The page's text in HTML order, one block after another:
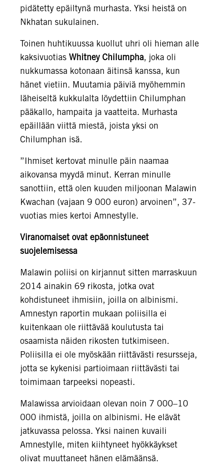
pidätetty epäiltynä murhasta. Yksi heistä on
Nkhatan sukulainen.
Toinen huhtikuussa kuollut uhri oli hieman alle
kaksivuotias Whitney Chilumpha, joka oli
nukkumassa kotonaan äitinsä kanssa, kun
hänet vietiin. Muutamia päiviä myöhemmin
läheiseltä kukkulalta löydettiin Chilumphan
pääkallo, hampaita ja vaatteita. Murhasta
epäillään viittä miestä, joista yksi on
Chilumphan isä.
”Ihmiset kertovat minulle päin naamaa
aikovansa myydä minut. Kerran minulle
sanottiin, että olen kuuden miljoonan Malawin
Kwachan (vajaan 9 000 euron) arvoinen”, 37-
vuotias mies kertoi Amnestylle.
Viranomaiset ovat epäonnistuneet
suojelemisessa
Malawin poliisi on kirjannut sitten marraskuun
2014 ainakin 69 rikosta, jotka ovat
kohdistuneet ihmisiin, joilla on albinismi.
Amnestyn raportin mukaan poliisilla ei
kuitenkaan ole riittävää koulutusta tai
osaamista näiden rikosten tutkimiseen.
Poliisilla ei ole myöskään riittävästi resursseja,
jotta se kykenisi partioimaan riittävästi tai
toimimaan tarpeeksi nopeasti.
Malawissa arvioidaan olevan noin 7 000–10
000 ihmistä, joilla on albinismi. He elävät
jatkuvassa pelossa. Yksi nainen kuvaili
Amnestylle, miten kiihtyneet hyökkäykset
olivat muuttaneet hänen elämäänsä.